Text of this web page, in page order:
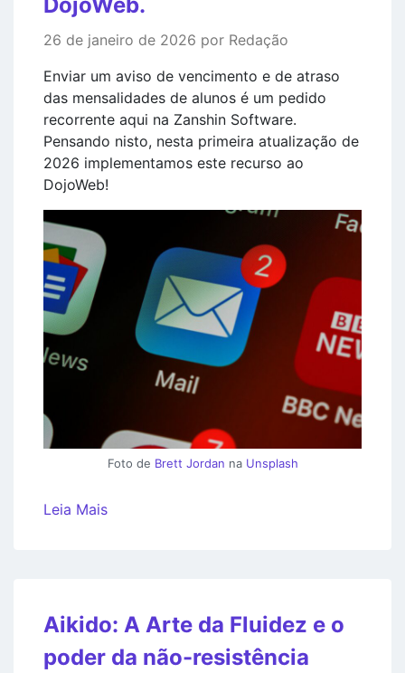
26 de janeiro de 2026 por Redação
Enviar um aviso de vencimento e de atraso
das mensalidades de alunos é um pedido
recorrente aqui na Zanshin Software.
Pensando nisto, nesta primeira atualização de
2026 implementamos este recurso ao
DojoWeb!
Foto de Brett Jordan na Unsplash
Leia Mais
Aikido: A Arte da Fluidez e o
poder da não-resistência